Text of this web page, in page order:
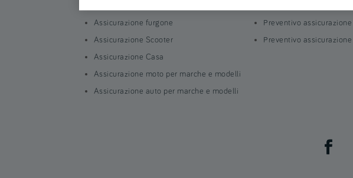
Assicurazione furgone
Assicurazione Scooter
Assicurazione Casa
Assicurazione moto per marche e modelli
Assicurazione auto per marche e modelli
Preventivo
Preventivo assicurazione